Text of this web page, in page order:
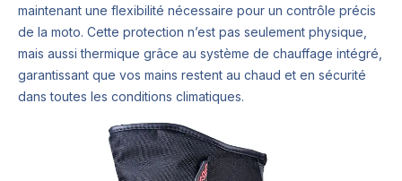
maintenant une flexibilité nécessaire pour un contrôle précis
de la moto. Cette protection n’est pas seulement physique,
mais aussi thermique grâce au système de chauffage intégré,
garantissant que vos mains restent au chaud et en sécurité
dans toutes les conditions climatiques.